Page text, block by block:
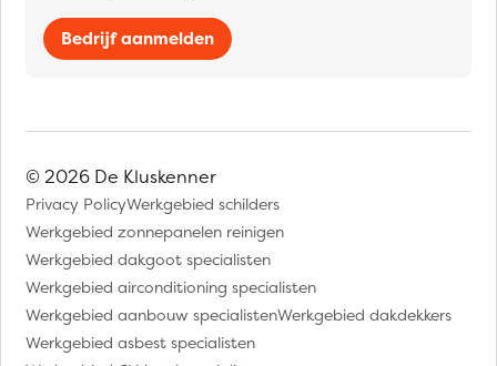
Bedrijf aanmelden
© 2026 De Kluskenner
Privacy PolicyWerkgebied schilders
Werkgebied zonnepanelen reinigen
Werkgebied dakgoot specialisten
Werkgebied airconditioning specialisten
Werkgebied aanbouw specialistenWerkgebied dakdekkers
Werkgebied asbest specialisten